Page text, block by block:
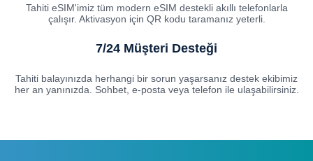
Tahiti eSIM'imiz tüm modern eSIM destekli akıllı telefonlarla
çalışır. Aktivasyon için QR kodu taramanız yeterli.
7/24 Müşteri Desteği
Tahiti balayınızda herhangi bir sorun yaşarsanız destek ekibimiz
her an yanınızda. Sohbet, e-posta veya telefon ile ulaşabilirsiniz.